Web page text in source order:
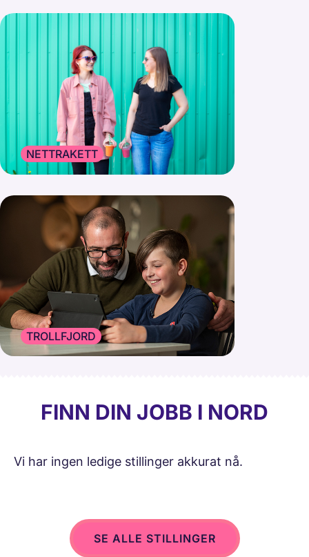
NETTRAKETT
TROLLFJORD
FINN DIN JOBB I NORD
Vi har ingen ledige stillinger akkurat nå.
SE ALLE STILLINGER